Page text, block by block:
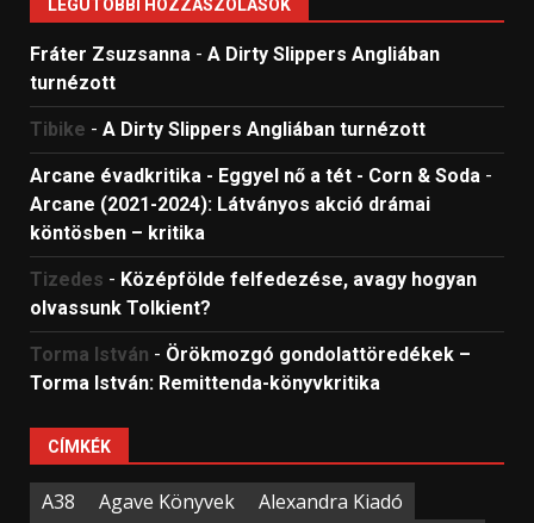
LEGUTÓBBI HOZZÁSZÓLÁSOK
Fráter Zsuzsanna - A Dirty Slippers Angliában
turnézott
Tibike - A Dirty Slippers Angliában turnézott
Arcane évadkritika - Eggyel nő a tét - Corn & Soda -
Arcane (2021-2024): Látványos akció drámai
köntösben – kritika
Tizedes - Középfölde felfedezése, avagy hogyan
olvassunk Tolkient?
Torma István - Örökmozgó gondolattöredékek –
Torma István: Remittenda-könyvkritika
CÍMKÉK
A38 Agave Könyvek
Alexandra Kiadó